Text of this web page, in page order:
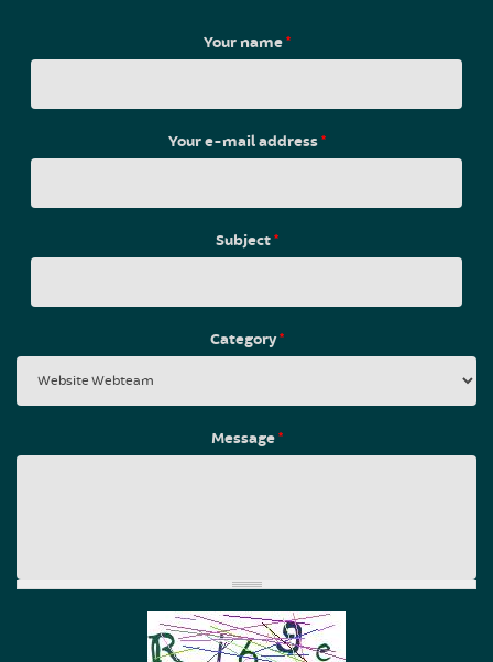
Your name*
Your e-mail address*
Subject*
Category*
Message*